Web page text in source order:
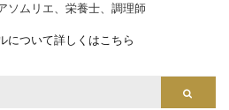
ソムリエ、栄養士、調理師
について詳しくはこちら